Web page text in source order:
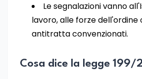
Le segnalazioni vanno
lavoro, alle forze dell'ordine
antitratta convenzionati.
Cosa dice la legge 199/